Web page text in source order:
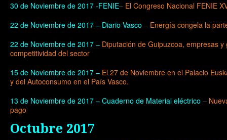
30 de Noviembre de 2017 -FENIE– El Congreso Nacional FENIE
22 de Noviembre de 2017 – Diario Vasco – Energía congela la
22 de Noviembre de 2017 – Diputación de Guipuzcoa, empresas
competitividad del sector
15 de Noviembre de 2017 – El 27 de Noviembre en el Palacio
y del Autoconsumo en el País Vasco.
13 de Noviembre de 2017 – Cuaderno de Material eléctrico –
pago
Octubre 2017